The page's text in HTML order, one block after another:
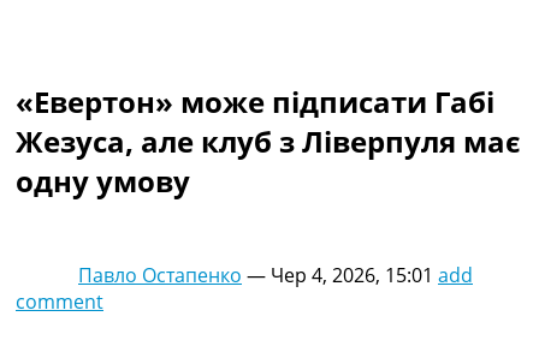
Україна. Прем’єр-Ліга
Україна. Перша Ліга
Ліга Чемпіонів
Англія. Прем’єр-Ліга
Іспанія. Ла Ліга
Чемпіонат Світу. Турнирні таблиці
«Евертон» може підписати Габі
Жезуса, але клуб з Ліверпуля має
одну умову
Павло Остапенко — Чер 4, 2026, 15:01 add
comment